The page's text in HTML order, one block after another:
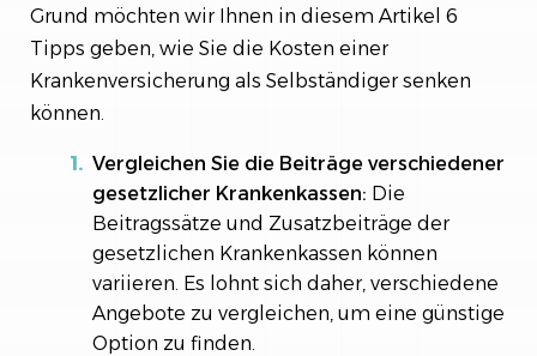
Grund möchten wir Ihnen in diesem Artikel 6
Tipps geben, wie Sie die Kosten einer
Krankenversicherung als Selbständiger senken
können.
Vergleichen Sie die Beiträge verschiedener
gesetzlicher Krankenkassen: Die
Beitragssätze und Zusatzbeiträge der
gesetzlichen Krankenkassen können
variieren. Es lohnt sich daher, verschiedene
Angebote zu vergleichen, um eine günstige
Option zu finden.